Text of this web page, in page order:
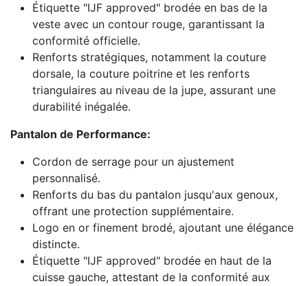
Étiquette "IJF approved" brodée en bas de la
veste avec un contour rouge, garantissant la
conformité officielle.
Renforts stratégiques, notamment la couture
dorsale, la couture poitrine et les renforts
triangulaires au niveau de la jupe, assurant une
durabilité inégalée.
Pantalon de Performance:
Cordon de serrage pour un ajustement
personnalisé.
Renforts du bas du pantalon jusqu'aux genoux,
offrant une protection supplémentaire.
Logo en or finement brodé, ajoutant une élégance
distincte.
Étiquette "IJF approved" brodée en haut de la
cuisse gauche, attestant de la conformité aux